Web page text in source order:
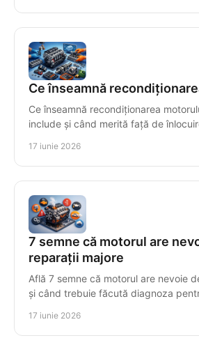
Ce înseamnă
Ce înseamnă recondiționarea
include și când merită față de
17 iunie 2026
7 semne că motorul are
reparații majore
Află 7 semne că motorul are nevoie
și când trebuie făcută diagnoza
17 iunie 2026